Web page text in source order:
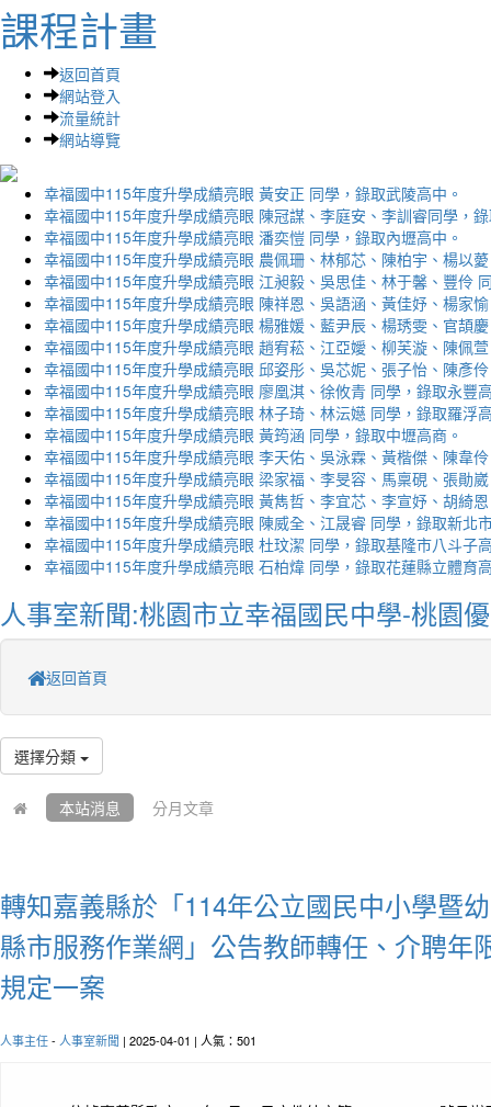
課程計畫
返回首頁
網站登入
流量統計
網站導覽
幸福國中115年度升學成績亮眼 黃安正 同學，錄取武陵高中。
幸福國中115年度升學成績亮眼 陳冠謀、李庭安、李訓睿同學，
幸福國中115年度升學成績亮眼 潘奕愷 同學，錄取內壢高中。
幸福國中115年度升學成績亮眼 農佩珊、林郁芯、陳柏宇、楊以
幸福國中115年度升學成績亮眼 江昶毅、吳思佳、林于馨、豐伶
幸福國中115年度升學成績亮眼 陳祥恩、吳語涵、黃佳妤、楊家
幸福國中115年度升學成績亮眼 楊雅媛、藍尹辰、楊琇雯、官頡
幸福國中115年度升學成績亮眼 趙宥菘、江亞嬡、柳芙漩、陳佩
幸福國中115年度升學成績亮眼 邱姿彤、吳芯妮、張子怡、陳彥
幸福國中115年度升學成績亮眼 廖凰淇、徐攸青 同學，錄取永豐
幸福國中115年度升學成績亮眼 林子琦、林沄嬨 同學，錄取羅浮
幸福國中115年度升學成績亮眼 黃筠涵 同學，錄取中壢高商。
幸福國中115年度升學成績亮眼 李天佑、吳泳霖、黃楷傑、陳韋
幸福國中115年度升學成績亮眼 梁家福、李旻容、馬稟硯、張勛
幸福國中115年度升學成績亮眼 黃雋哲、李宜芯、李宣妤、胡綺
幸福國中115年度升學成績亮眼 陳威全、江晟睿 同學，錄取新北
幸福國中115年度升學成績亮眼 杜玟潔 同學，錄取基隆市八斗子
幸福國中115年度升學成績亮眼 石柏煒 同學，錄取花蓮縣立體育
人事室新聞:桃園市立幸福國民中學-桃園
返回首頁
選擇分類
本站消息 分月文章
轉知嘉義縣於「114年公立國民中小學暨
縣市服務作業網」公告教師轉任、介聘年
規定一案
人事主任- 人事室新聞 | 2025-04-01 | 人氣：501